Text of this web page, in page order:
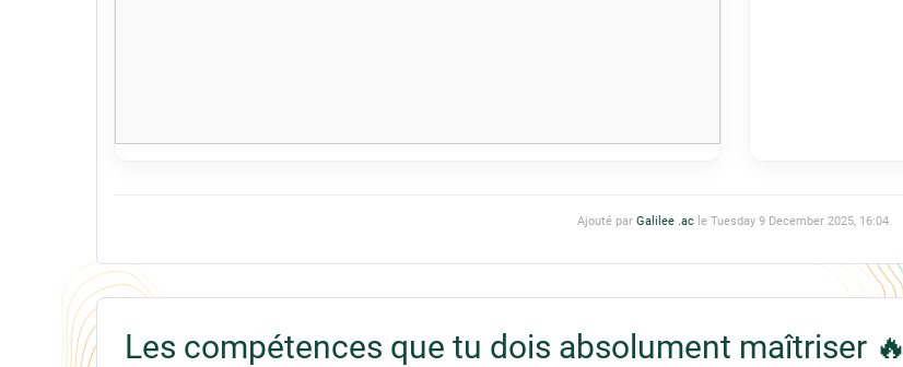
Ajouté par Galilee .ac le Tuesday 9 December 2025, 16:04.
Les compétences que tu dois absolument maîtriser 🔥